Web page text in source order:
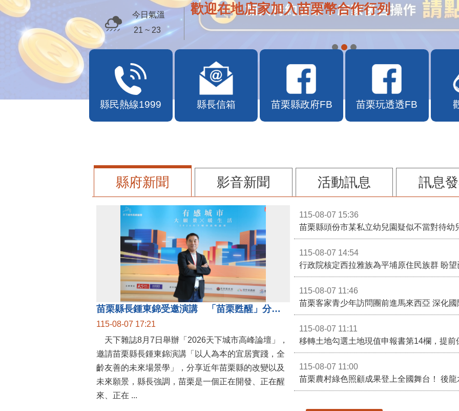
歡迎在地店家加入苗栗幣合作行列
今日氣溫
21 ~ 23
縣民熱線1999 縣長信箱 苗栗縣政府FB 苗栗玩透透FB
縣府新聞 影音新聞 活動訊息 訊息
苗栗縣長鍾東錦受邀演講 「苗栗甦醒」分享近年轉變
115-08-07 17:21
天下雜誌8月7日舉辦「2026天下城市高峰論壇」，
邀請苗栗縣長鍾東錦演講「以人為本的宜居實踐，全
齡友善的未來場景學」，分享近年苗栗縣的改變以及
未來願景，縣長強調，苗栗是一個正在開發、正在醒
115-08-07 15:36
苗栗縣頭份市某私立幼兒園疑似不當對待幼
115-08-07 14:54
115-08-07 11:46
苗栗客家青少年訪問團前進馬來西亞 深化
115-08-07 11:11
移轉土地勾選土地現值申報書第14欄，提前
115-08-07 11:00